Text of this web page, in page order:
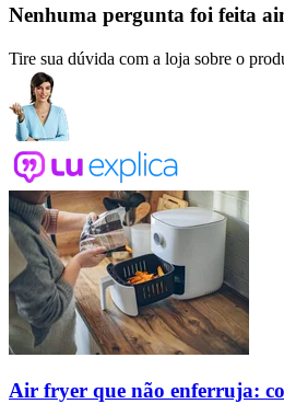
Nenhuma pergunta foi feita
Tire sua dúvida com a loja sobre o
Air fryer que não enferruja: